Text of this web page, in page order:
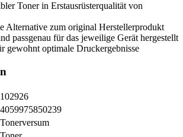
Toner in Erstausrüsterqualität von
Alternative zum original Herstellerprodukt
passgenau für das jeweilige Gerät hergestellt
gewohnt optimale Druckergebnisse
102926
4059975850239
Tonerversum